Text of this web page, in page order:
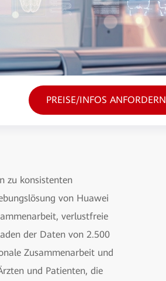
PREISE/INFOS ANFORDERN
zu konsistenten
von Huawei
verlustfreie
der Daten von 2.500
Zusammenarbeit und
und Patienten, die